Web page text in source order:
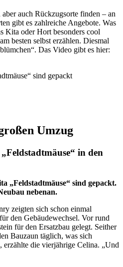
aber auch Rückzugsorte finden – an
gibt es zahlreiche Angebote. Was
Kita oder Hort besonders cool
besten selbst erzählen. Diesmal
Das Video gibt es hier:
Umzug
in den
„Feldstadtmäuse“ sind gepackt.
nebenan.
zeigten sich schon einmal
den Gebäudewechsel. Vor rund
für den Ersatzbau gelegt. Seither
Bauzaun täglich, was sich
erzählte die vierjährige Celina. „Und